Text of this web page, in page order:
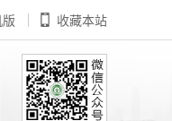
收藏本站